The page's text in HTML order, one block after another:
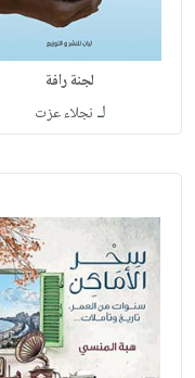
لجنة رافة
لـ نجلاء عزت